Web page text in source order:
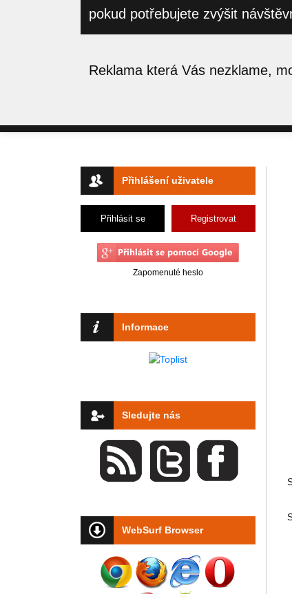
pokud potřebujete zvýšit
Reklama která Vás nezklame,
Přihlášení uživatele
Přihlásit se Registrovat
Zapomenuté heslo
Informace
Sledujte nás
WebSurf Browser